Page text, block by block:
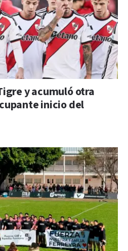
y acumuló otra
inicio del